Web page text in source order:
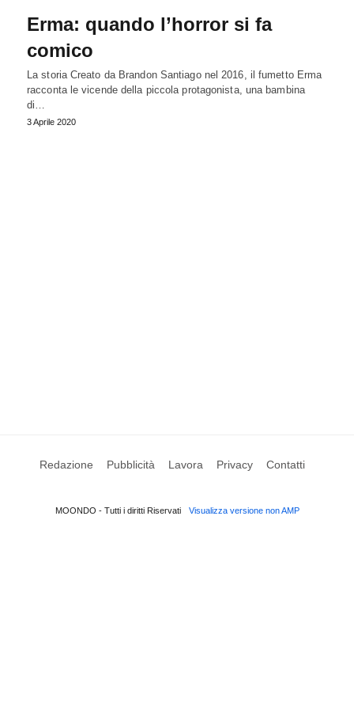
Erma: quando l’horror si fa
comico
La storia Creato da Brandon Santiago nel 2016, il fumetto Erma
racconta le vicende della piccola protagonista, una bambina
di…
3 Aprile 2020
Redazione Pubblicità Lavora Privacy Contatti
MOONDO - Tutti i diritti Riservati Visualizza versione non AMP